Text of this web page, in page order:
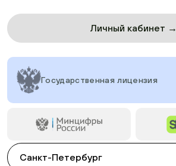
Личный кабинет →
Государственная лицензия
Санкт-Петербург